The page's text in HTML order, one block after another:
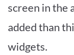
screen in the
added than
widgets.